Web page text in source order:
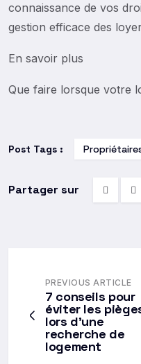
connaissance de vos
gestion efficace des
En savoir plus
Que faire lorsque votre
Post Tags :
PREVIOUS ARTICLE
7 conseils pour
éviter les
lors d’une
recherche de
logement